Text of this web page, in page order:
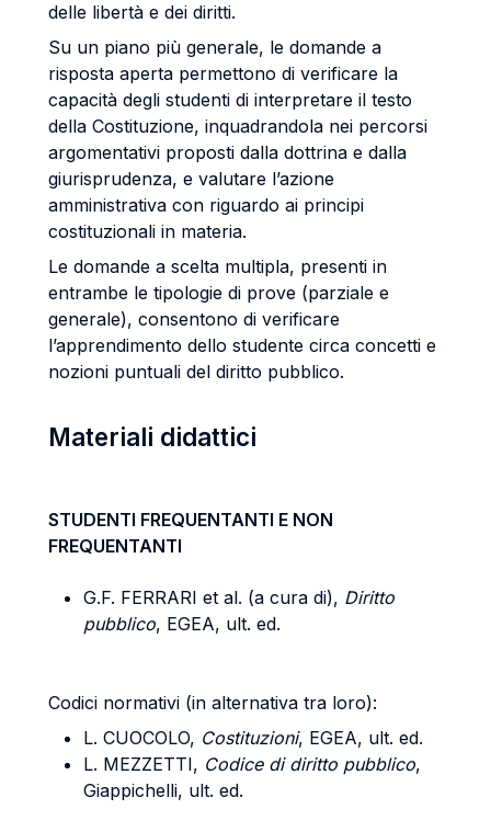
delle libertà e dei diritti.
Su un piano più generale, le domande a
risposta aperta permettono di verificare la
capacità degli studenti di interpretare il testo
della Costituzione, inquadrandola nei percorsi
argomentativi proposti dalla dottrina e dalla
giurisprudenza, e valutare l’azione
amministrativa con riguardo ai principi
costituzionali in materia.
Le domande a scelta multipla, presenti in
entrambe le tipologie di prove (parziale e
generale), consentono di verificare
l’apprendimento dello studente circa concetti e
nozioni puntuali del diritto pubblico.
Materiali didattici
STUDENTI FREQUENTANTI E NON
FREQUENTANTI
G.F. FERRARI et al. (a cura di), Diritto
pubblico, EGEA, ult. ed.
Codici normativi (in alternativa tra loro):
L. CUOCOLO, Costituzioni, EGEA, ult. ed.
L. MEZZETTI, Codice di diritto pubblico,
Giappichelli, ult. ed.